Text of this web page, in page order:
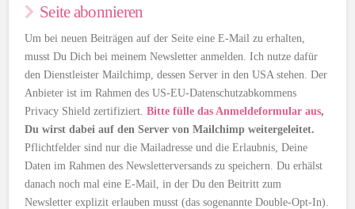
Seite abonnieren
Um bei neuen Beiträgen auf der Seite eine E-Mail zu erhalten,
musst Du Dich bei meinem Newsletter anmelden. Ich nutze dafür
den Dienstleister Mailchimp, dessen Server in den USA stehen. Der
Anbieter ist im Rahmen des US-EU-Datenschutzabkommens
Privacy Shield zertifiziert.Bitte fülle das Anmeldeformular aus,
Du wirst dabei auf den Server von Mailchimp weitergeleitet.
Pflichtfelder sind nur die Mailadresse und die Erlaubnis, Deine
Daten im Rahmen des Newsletterversands zu speichern. Du erhälst
danach noch mal eine E-Mail, in der Du den Beitritt zum
Newsletter explizit erlauben musst (das sogenannte Double-Opt-In).